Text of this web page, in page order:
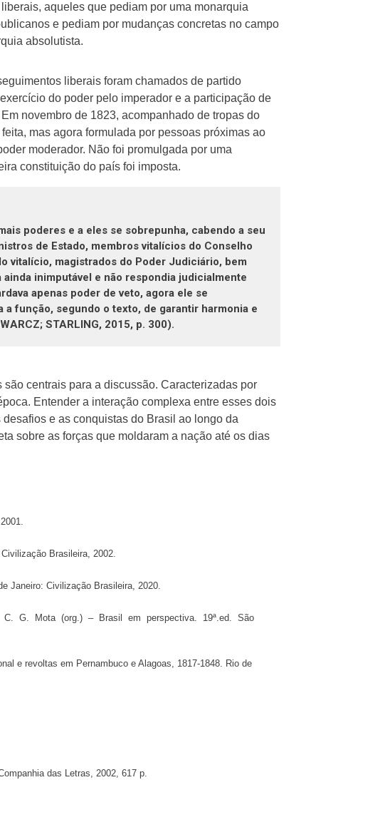
aqueles que pediam por uma monarquia
e pediam por mudanças concretas no campo
absolutista.
liberais foram chamados de partido
do poder pelo imperador e a participação de
novembro de 1823, acompanhado de tropas do
mas agora formulada por pessoas próximas ao
moderador. Não foi promulgada por uma
constituição do país foi imposta.
poderes e a eles se sobrepunha, cabendo a seu
de Estado, membros vitalícios do Conselho
vitalício, magistrados do Poder Judiciário, bem
inimputável e não respondia judicialmente
apenas poder de veto, agora ele se
função, segundo o texto, de garantir harmonia e
STARLING, 2015, p. 300).
centrais para a discussão. Caracterizadas por
Entender a interação complexa entre esses dois
e as conquistas do Brasil ao longo da
sobre as forças que moldaram a nação até os dias
Brasileira, 2002.
Janeiro: Civilização Brasileira, 2020.
G. Mota (org.) – Brasil em perspectiva. 19ª.ed. São
e revoltas em Pernambuco e Alagoas, 1817-1848. Rio de
das Letras, 2002, 617 p.